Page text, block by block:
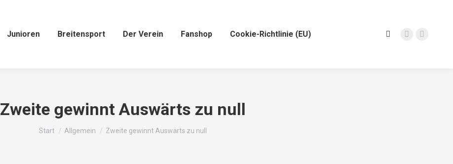
Junioren Breitensport Der Verein Fanshop Cookie-Richtlinie (EU) Search:Facebook
Zweite gewinnt Auswärts zu null
Sie befinden sich hier:
Start Allgemein Zweite gewinnt Auswärts zu null